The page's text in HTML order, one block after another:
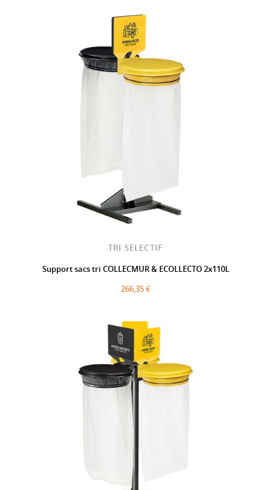
TRI SELECTIF
Support sacs tri COLLECMUR & ECOLLECTO 2x110L
266,35 €